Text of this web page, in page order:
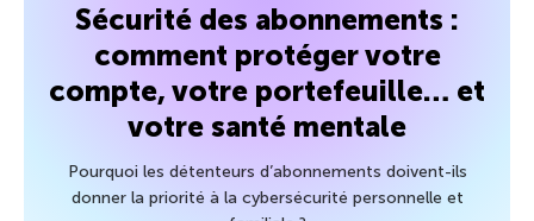
Sécurité des abonnements :
comment protéger votre
compte, votre portefeuille… et
votre santé mentale
Pourquoi les détenteurs d’abonnements doivent-ils
donner la priorité à la cybersécurité personnelle et